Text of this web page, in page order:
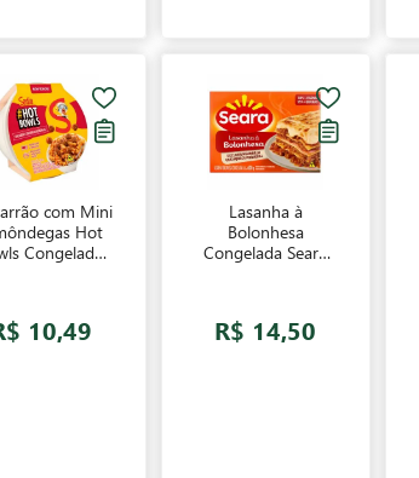
com Mini
Hot
Congelado
10,49
Lasanha à
Bolonhesa
Congelada Seara
R$ 14,50